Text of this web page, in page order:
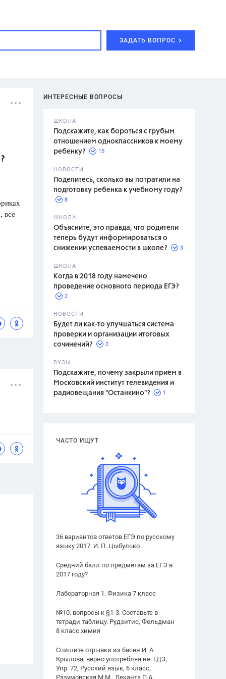
ЗАДАТЬ ВОПРОС
ИНТЕРЕСНЫЕ ВОПРОСЫ
ШКОЛА
Подскажите, как бороться с грубым
отношением одноклассников к моему
ребенку?
15
НОВОСТИ
Поделитесь, сколько вы потратили на
подготовку ребенка к учебному году?
8
ШКОЛА
Объясните, это правда, что родители
теперь будут информироваться о
снижении успеваемости в школе?
3
ШКОЛА
Когда в 2018 году намечено
проведение основного периода ЕГЭ?
2
НОВОСТИ
Будет ли как-то улучшаться система
проверки и организации итоговых
сочинений?
2
ВУЗЫ
Подскажите, почему закрыли прием в
Московский институт телевидения и
радиовещания "Останкино"?
1
ЧАСТО ИЩУТ
36 вариантов ответов ЕГЭ по русскому
языку 2017. И. П. Цыбулько
Средний балл по предметам за ЕГЭ в
2017 году?
Лабораторная 1. Физика 7 класс
№10. вопросы к §1-3. Составьте в
тетради таблицу. Рудзитис, Фельдман
8 класс химия
Спишите отрывки из басен И. А.
Крылова, верно употребляя не. ГДЗ,
Упр. 72, Русский язык, 6 класс,
Разумовская М.М., Леканта П.А.
все